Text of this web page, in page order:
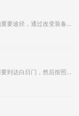
装备洗练是提升角色战斗力的重要途径，通过改变装备的词条属性，可以显著增强角色的输出或生存能力。洗练通常需要在铁匠铺进行，消耗特定材料如暗能精华或洗练石，每次洗练会
你要想前往抉择之地，首先需要到达白日门，然后按照特定路线前进。到了白日门打开地图，找到赤月峡谷东入口，这是进入赤月峡谷区域的第一步。进入赤月峡谷东入口后，你会到达